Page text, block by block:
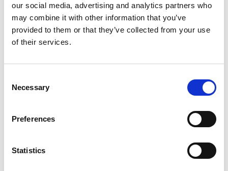
our social media, advertising and analytics partners who
may combine it with other information that you’ve
provided to them or that they’ve collected from your use
of their services.
Selection
Necessary
Preferences
Statistics
Adgangskode *